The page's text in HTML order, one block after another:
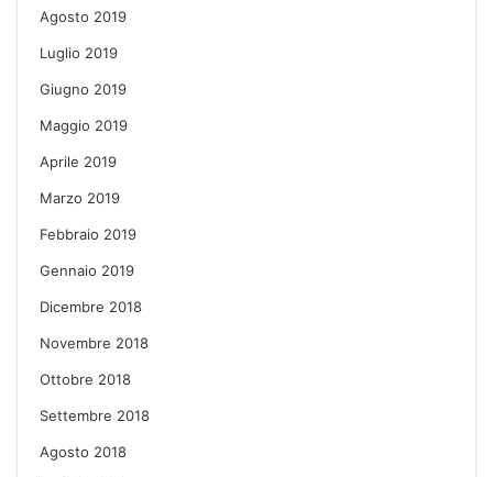
Agosto 2019
Luglio 2019
Giugno 2019
Maggio 2019
Aprile 2019
Marzo 2019
Febbraio 2019
Gennaio 2019
Dicembre 2018
Novembre 2018
Ottobre 2018
Settembre 2018
Agosto 2018